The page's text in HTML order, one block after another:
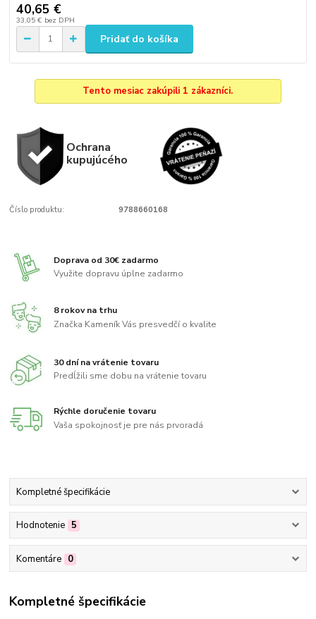
40,65 €
33,05 € bez DPH
Pridať do košíka
Tento mesiac zakúpili 1 zákazníci.
Ochrana
kupujúcého
Číslo produktu: 9788660168
Doprava od 30€ zadarmo
Využite dopravu úplne zadarmo
8 rokov na trhu
Značka Kameník Vás presvedčí o kvalite
30 dní na vrátenie tovaru
Predĺžili sme dobu na vrátenie tovaru
Rýchle doručenie tovaru
Vaša spokojnosť je pre nás prvoradá
Kompletné špecifikácie
Hodnotenie 5
Komentáre 0
Kompletné špecifikácie